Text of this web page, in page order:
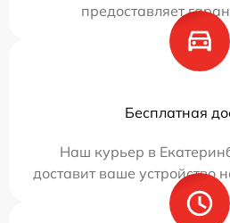
предоставляет
Бесплатная
Наш курьер в
доставит ваше устройство